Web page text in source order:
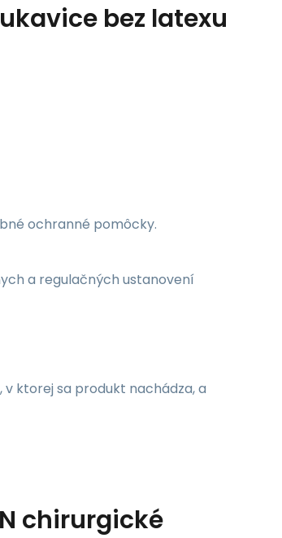
bez latexu
ochranné pomôcky.
a regulačných ustanovení
ktorej sa produkt nachádza, a
chirurgické